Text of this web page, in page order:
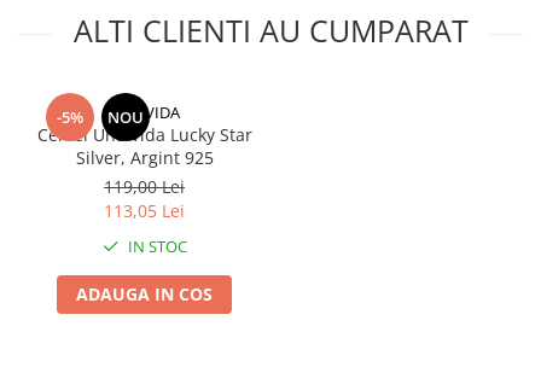
ALTI CLIENTI AU CUMPARAT
-5% NOU
UNA VIDA
Cercei Una Vida Lucky Star
Silver, Argint 925
119,00 Lei
113,05 Lei
IN STOC
ADAUGA IN COS